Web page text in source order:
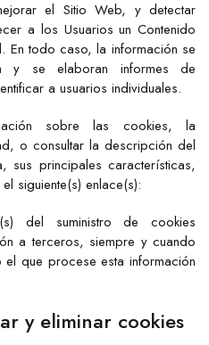
el Sitio Web, y detectar
a los Usuarios un Contenido
todo caso, la información se
y se elaboran informes de
a usuarios individuales.
sobre las cookies, la
o consultar la descripción del
principales características,
siguiente(s) enlace(s):
del suministro de cookies
a terceros, siempre y cuando
que procese esta información
y eliminar cookies